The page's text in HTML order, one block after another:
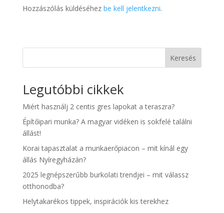
Hozzászólás küldéséhez be kell jelentkezni.
Keresés
Legutóbbi cikkek
Miért használj 2 centis gres lapokat a teraszra?
Építőipari munka? A magyar vidéken is sokfelé találni
állást!
Korai tapasztalat a munkaerőpiacon – mit kínál egy
állás Nyíregyházán?
2025 legnépszerűbb burkolati trendjei – mit válassz
otthonodba?
Helytakarékos tippek, inspirációk kis terekhez